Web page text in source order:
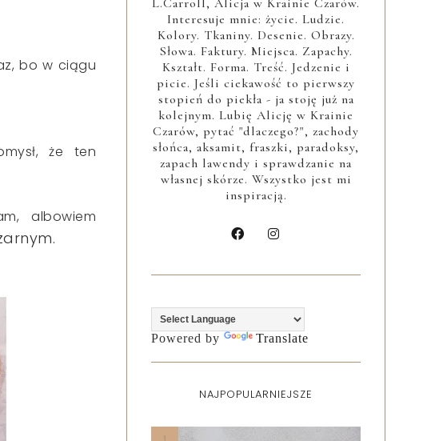
bo w ciągu
że ten
albowiem
Interesuje mnie: życie. Ludzie.
Kolory. Tkaniny. Desenie. Obrazy.
Słowa. Faktury. Miejsca. Zapachy.
Kształt. Forma. Treść. Jedzenie i
picie. Jeśli ciekawość to pierwszy
stopień do piekła - ja stoję już na
kolejnym. Lubię Alicję w Krainie
Czarów, pytać "dlaczego?", zachody
słońca, aksamit, fraszki, paradoksy,
zapach lawendy i sprawdzanie na
własnej skórze. Wszystko jest mi
inspiracją.
Powered by Translate
NAJPOPULARNIEJSZE